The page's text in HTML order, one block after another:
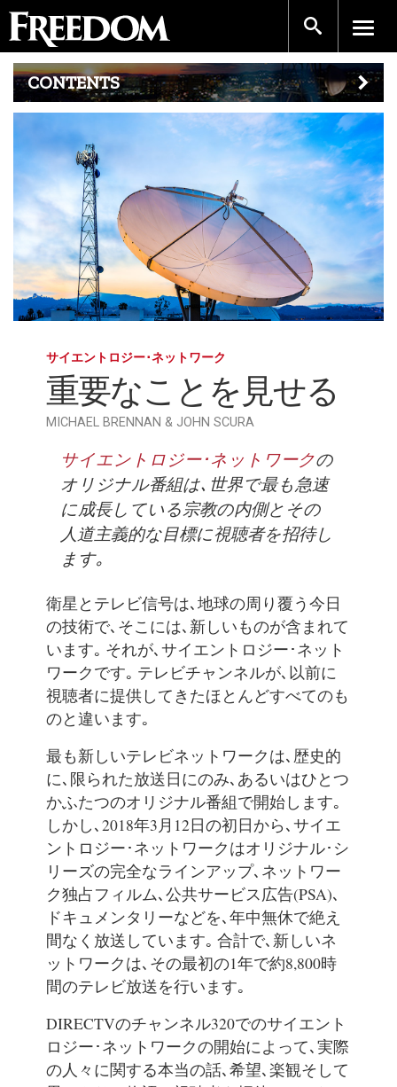
CONTENTS
サイエントロジー･ネットワーク
重要なことを見せる
MICHAEL BRENNAN & JOHN SCURA
サイエントロジー･ネットワークの
オリジナル番組は､世界で最も急速
に成長している宗教の内側とその
人道主義的な目標に視聴者を招待し
ます｡
衛星とテレビ信号は､地球の周り覆う今日
の技術で､そこには､新しいものが含まれて
います｡ それが､サイエントロジー･ネット
ワークです｡ テレビチャンネルが､以前に
視聴者に提供してきたほとんどすべてのも
のと違います｡
最も新しいテレビネットワークは､歴史的
に､限られた放送日にのみ､あるいはひとつ
かふたつのオリジナル番組で開始します｡
しかし､2018年3月12日の初日から､サイエ
ントロジー･ネットワークはオリジナル･シ
リーズの完全なラインアップ､ネットワー
ク独占フィルム､公共サービス広告(PSA)､
ドキュメンタリーなどを､年中無休で絶え
間なく放送しています｡ 合計で､新しいネ
ットワークは､その最初の1年で約8,800時
間のテレビ放送を行います｡
DIRECTVのチャンネル320でのサイエント
ロジー･ネットワークの開始によって､実際
の人々に関する本当の話､希望､楽観そして